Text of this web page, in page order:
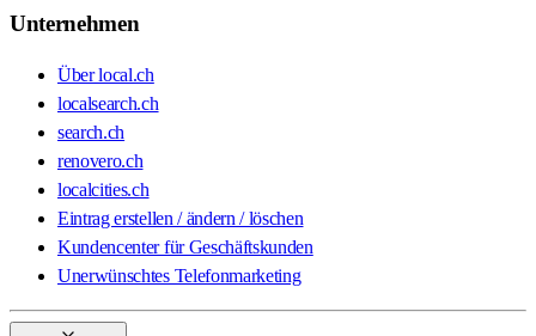
Unternehmen
Über local.ch
localsearch.ch
search.ch
renovero.ch
localcities.ch
Eintrag erstellen / ändern / löschen
Kundencenter für Geschäftskunden
Unerwünschtes Telefonmarketing